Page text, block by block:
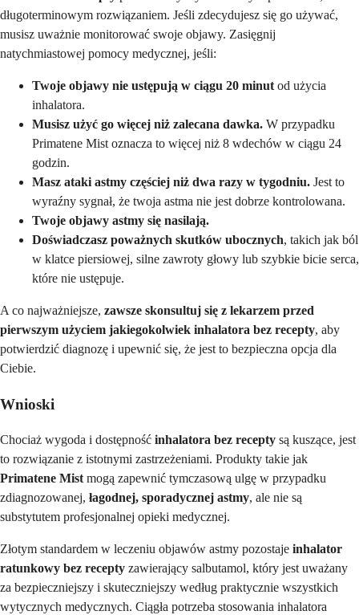
długoterminowym rozwiązaniem. Jeśli zdecydujesz się go używać,
musisz uważnie monitorować swoje objawy. Zasięgnij
natychmiastowej pomocy medycznej, jeśli:
Twoje objawy nie ustępują w ciągu 20 minut od użycia
inhalatora.
Musisz użyć go więcej niż zalecana dawka. W przypadku
Primatene Mist oznacza to więcej niż 8 wdechów w ciągu 24
godzin.
Masz ataki astmy częściej niż dwa razy w tygodniu. Jest to
wyraźny sygnał, że twoja astma nie jest dobrze kontrolowana.
Twoje objawy astmy się nasilają.
Doświadczasz poważnych skutków ubocznych, takich jak ból
w klatce piersiowej, silne zawroty głowy lub szybkie bicie serca,
które nie ustępuje.
A co najważniejsze, zawsze skonsultuj się z lekarzem przed
pierwszym użyciem jakiegokolwiek inhalatora bez recepty, aby
potwierdzić diagnozę i upewnić się, że jest to bezpieczna opcja dla
Ciebie.
Wnioski
Chociaż wygoda i dostępność inhalatora bez recepty są kuszące, jest
to rozwiązanie z istotnymi zastrzeżeniami. Produkty takie jak
Primatene Mist mogą zapewnić tymczasową ulgę w przypadku
zdiagnozowanej, łagodnej, sporadycznej astmy, ale nie są
substytutem profesjonalnej opieki medycznej.
Złotym standardem w leczeniu objawów astmy pozostaje inhalator
ratunkowy bez recepty zawierający salbutamol, który jest uważany
za bezpieczniejszy i skuteczniejszy według praktycznie wszystkich
wytycznych medycznych. Ciągła potrzeba stosowania inhalatora